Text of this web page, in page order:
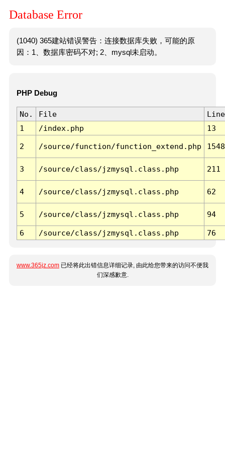
Database Error
(1040) 365建站错误警告：连接数据库失败，可能的原
因：1、数据库密码不对; 2、mysql未启动。
PHP Debug
No. File
Line
1
/index.php 13
2 /source/function/function_extend.php 1548
3 /source/class/jzmysql.class.php 211
4 /source/class/jzmysql.class.php 62
5 /source/class/jzmysql.class.php 94
6 /source/class/jzmysql.class.php 76
www.365jz.com 已经将此出错信息详细记录, 由此给您带来的访问不便我
们深感歉意.